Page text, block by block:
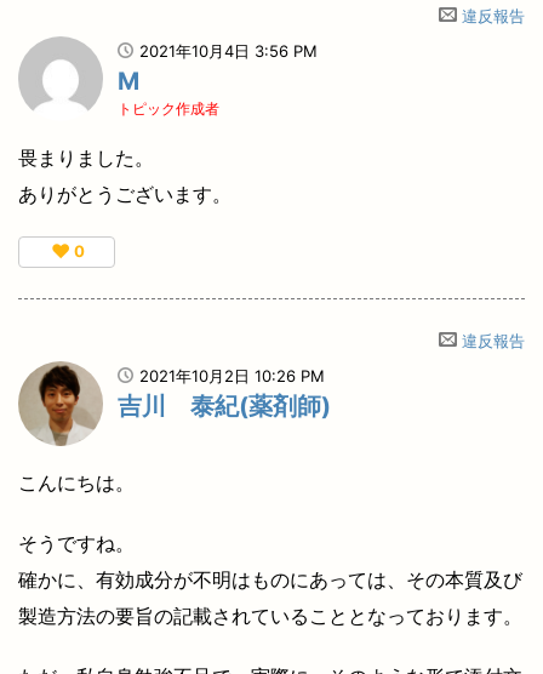
違反報告
2021年10月4日 3:56 PM
M
トピック作成者
畏まりました。
ありがとうございます。
♥ 0
違反報告
2021年10月2日 10:26 PM
吉川 泰紀(薬剤師)
こんにちは。
そうですね。
確かに、有効成分が不明はものにあっては、その本質及び
製造方法の要旨の記載されていることとなっております。